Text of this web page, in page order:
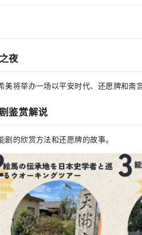
夜
将举办一场以平安时代、还愿牌和斋
鉴赏解说
的欣赏方法和还愿牌的故事。